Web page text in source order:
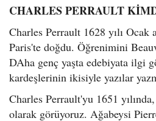
CHARLES PERRAULT
Charles Perrault 1628 yılı Ocak
Paris'te doğdu. Öğrenimini
DAha genç yaşta edebiyata ilgi
kardeşlerinin ikisiyle yazılar
Charles Perrault'yu 1651
olarak görüyoruz. Ağabeysi